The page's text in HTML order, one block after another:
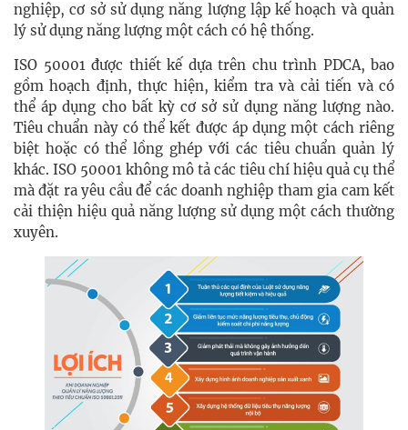
nghiệp, cơ sở sử dụng năng lượng lập kế hoạch và quản
lý sử dụng năng lượng một cách có hệ thống.
ISO 50001 được thiết kế dựa trên chu trình PDCA, bao
gồm hoạch định, thực hiện, kiểm tra và cải tiến và có
thể áp dụng cho bất kỳ cơ sở sử dụng năng lượng nào.
Tiêu chuẩn này có thể kết được áp dụng một cách riêng
biệt hoặc có thể lồng ghép với các tiêu chuẩn quản lý
khác. ISO 50001 không mô tả các tiêu chí hiệu quả cụ thể
mà đặt ra yêu cầu để các doanh nghiệp tham gia cam kết
cải thiện hiệu quả năng lượng sử dụng một cách thường
xuyên.